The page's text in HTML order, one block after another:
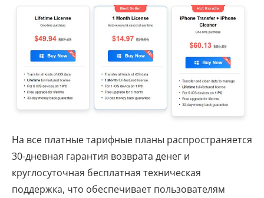
На все платные тарифные планы распространяется
30-дневная гарантия возврата денег и
круглосуточная бесплатная техническая
поддержка, что обеспечивает пользователям